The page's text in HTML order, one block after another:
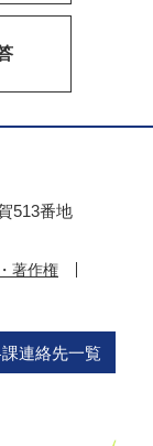
513番地
著作権
連絡先一覧